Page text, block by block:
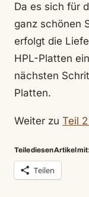
Da es sich für
ganz schönen
erfolgt die
HPL-Platten
nächsten
Platten.
Weiter zu Teil
Teile diesen Artikel mit:
Teilen